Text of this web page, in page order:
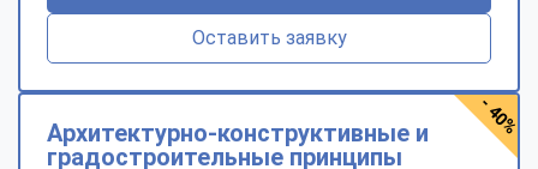
Оставить заявку
Архитектурно-конструктивные и
градостроительные принципы
- 40%